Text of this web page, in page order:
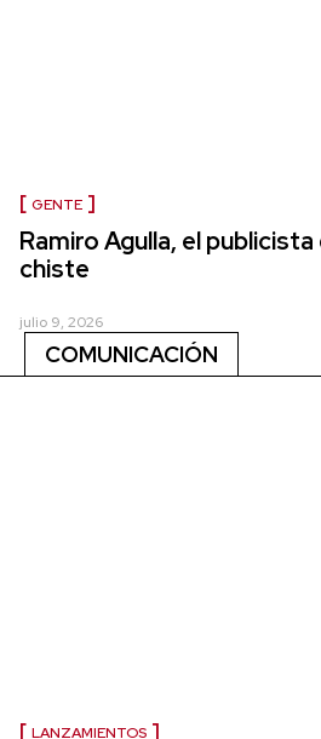
GENTE
Ramiro Agulla, el
chiste
julio 9, 2026
COMUNICACIÓN
LANZAMIENTOS